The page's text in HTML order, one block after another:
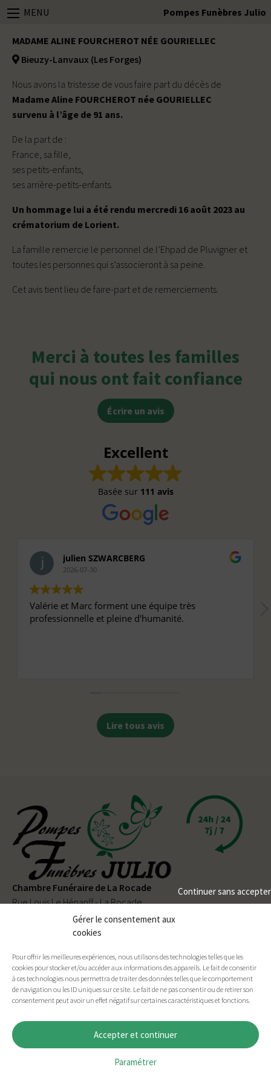
Gérer le consentement aux
cookies
Pour offrir les meilleures expériences, nous utilisons des technologies telles que les
cookies pour stocker et/ou accéder aux informations des appareils. Le fait de consentir
à ces technologies nous permettra de traiter des données telles que le comportement
de navigation ou les ID uniques sur ce site. Le fait de ne pas consentir ou de retirer son
consentement peut avoir un effet négatif sur certaines caractéristiques et fonctions.
Accepter et continuer
Continuer sans accepter
Paramétrer
MENU Pompes Funèbres Julio
MADAME ALINE FOURCHEROT NÉE GOURIELLEC
Bieuzy-Lanvaux (Les Forges)
Nous avons la tristesse de vous faire part du décès de
Madame Aline FOURCHEROT née GOURIELLEC
survenu à l’âge de 91 ans.
De la part de :
France, sa fille,
ses petits-enfants,
ses arrière-petits-enfants.
Un hommage lui a été rendu mercredi 16 août 2023 au
crématorium de Lorient.
La famille remercie le personnel de l’Ehpad de Pluvigner et
toutes les personnes qui s’associeront à sa peine.
Cet avis tient lieu de faire-part et de remerciements.
Merci à toutes les familles
qui nous ont fait confiance
Écrire un avis
Excellent
Basée sur 111 avis
julien SZWARCBERG
2026-07-30
Valérie et Marc forment une équipe très
professionnelle et pleine d'humanité.
Lire tous avis
Chambre Funéraire de La Rocade
Rue Louis Le Hénanff - La Rocade
56330 PLUVIGNER
02 97 50 90 80
Permanence téléphonique24h/24et7j/7